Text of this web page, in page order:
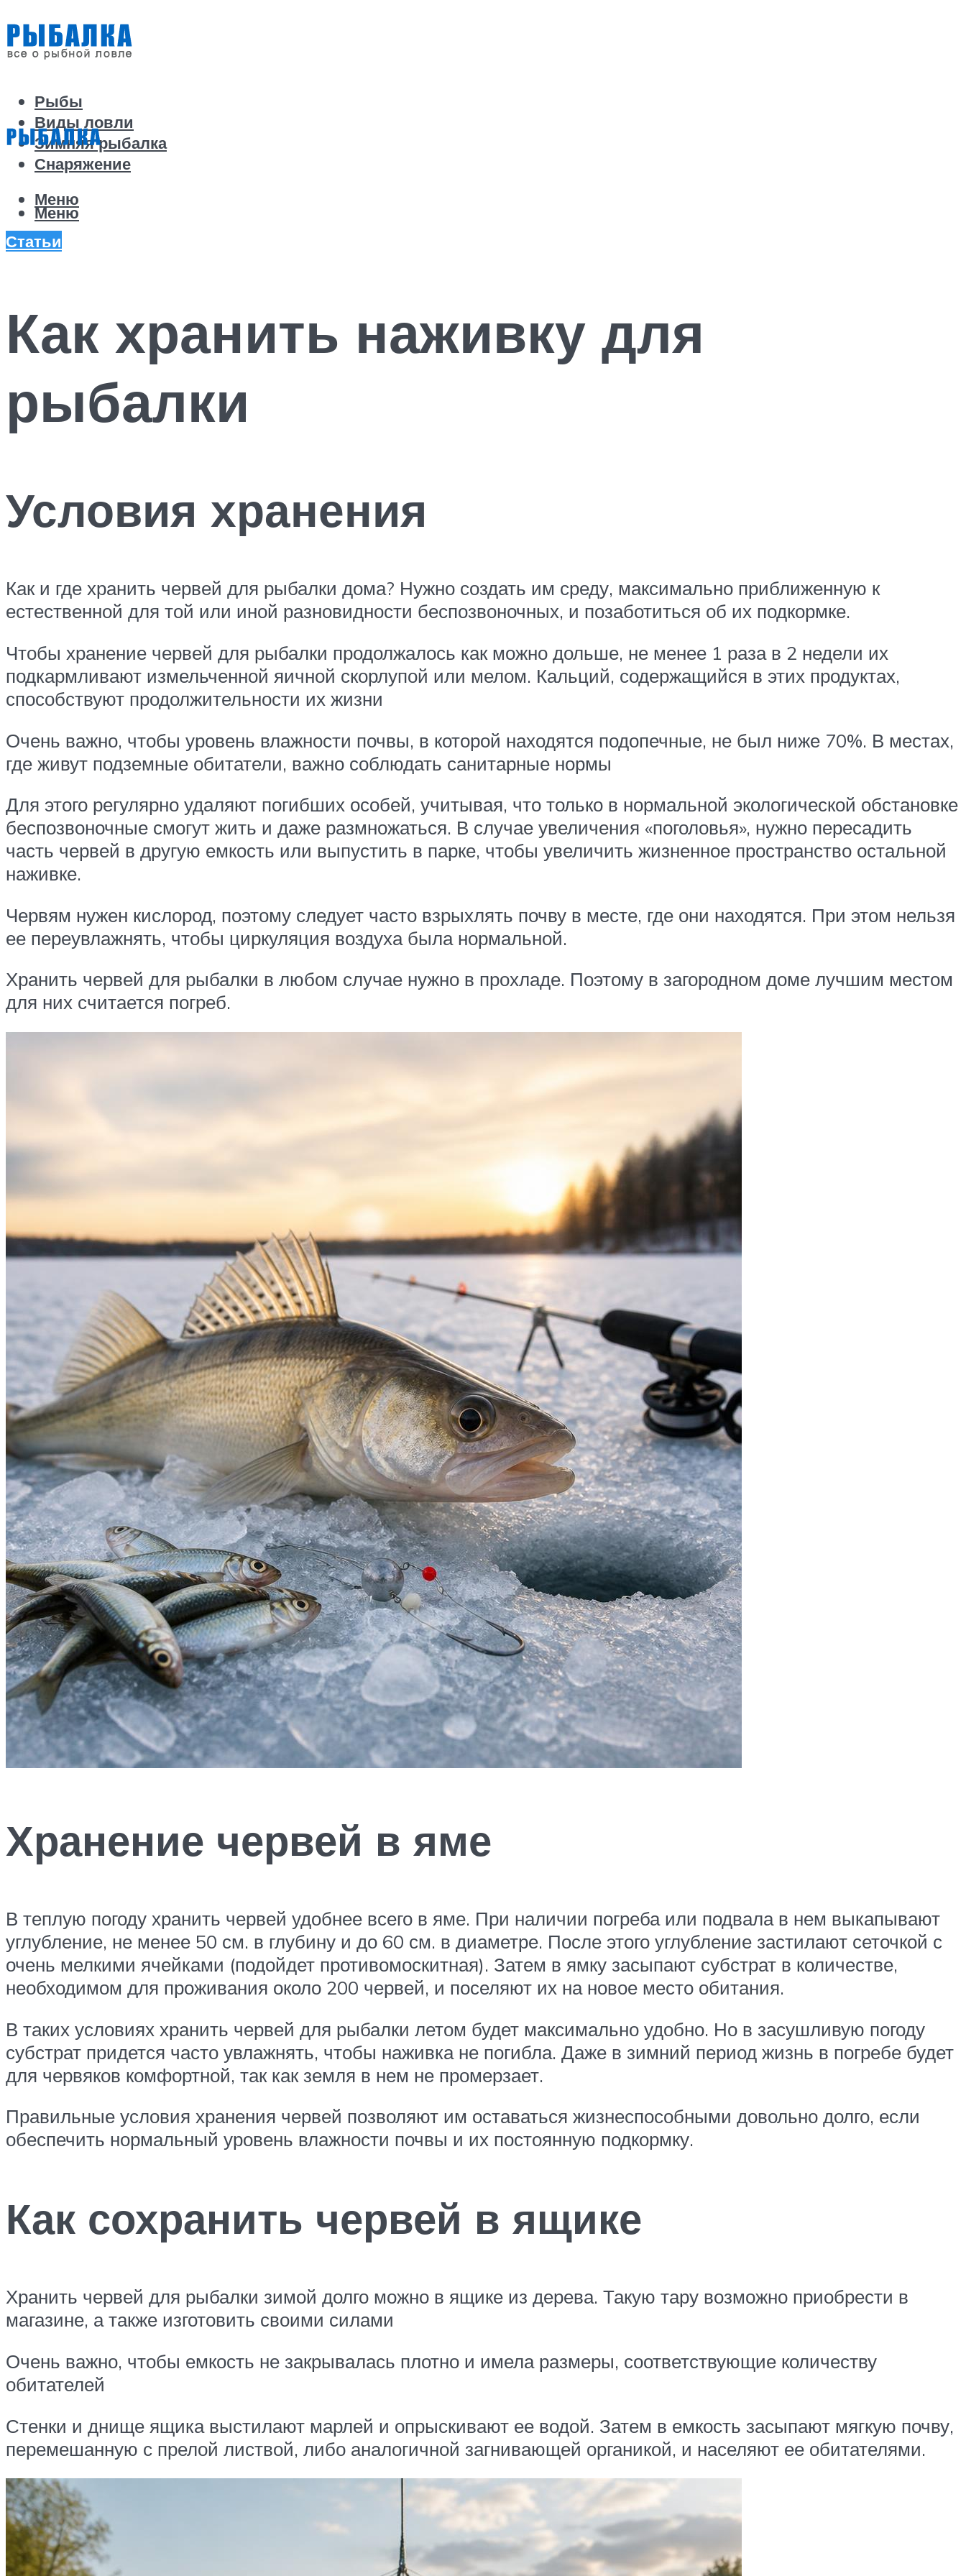
Рыбы
Виды ловли
Зимняя рыбалка
Снаряжение
Меню
Меню
Статьи
Как хранить наживку для
рыбалки
Условия хранения
Как и где хранить червей для рыбалки дома? Нужно создать им среду, максимально приближенную к
естественной для той или иной разновидности беспозвоночных, и позаботиться об их подкормке.
Чтобы хранение червей для рыбалки продолжалось как можно дольше, не менее 1 раза в 2 недели их
подкармливают измельченной яичной скорлупой или мелом. Кальций, содержащийся в этих продуктах,
способствуют продолжительности их жизни
Очень важно, чтобы уровень влажности почвы, в которой находятся подопечные, не был ниже 70%. В местах,
где живут подземные обитатели, важно соблюдать санитарные нормы
Для этого регулярно удаляют погибших особей, учитывая, что только в нормальной экологической обстановке
беспозвоночные смогут жить и даже размножаться. В случае увеличения «поголовья», нужно пересадить
часть червей в другую емкость или выпустить в парке, чтобы увеличить жизненное пространство остальной
наживке.
Червям нужен кислород, поэтому следует часто взрыхлять почву в месте, где они находятся. При этом нельзя
ее переувлажнять, чтобы циркуляция воздуха была нормальной.
Хранить червей для рыбалки в любом случае нужно в прохладе. Поэтому в загородном доме лучшим местом
для них считается погреб.
Хранение червей в яме
В теплую погоду хранить червей удобнее всего в яме. При наличии погреба или подвала в нем выкапывают
углубление, не менее 50 см. в глубину и до 60 см. в диаметре. После этого углубление застилают сеточкой с
очень мелкими ячейками (подойдет противомоскитная). Затем в ямку засыпают субстрат в количестве,
необходимом для проживания около 200 червей, и поселяют их на новое место обитания.
В таких условиях хранить червей для рыбалки летом будет максимально удобно. Но в засушливую погоду
субстрат придется часто увлажнять, чтобы наживка не погибла. Даже в зимний период жизнь в погребе будет
для червяков комфортной, так как земля в нем не промерзает.
Правильные условия хранения червей позволяют им оставаться жизнеспособными довольно долго, если
обеспечить нормальный уровень влажности почвы и их постоянную подкормку.
Как сохранить червей в ящике
Хранить червей для рыбалки зимой долго можно в ящике из дерева. Такую тару возможно приобрести в
магазине, а также изготовить своими силами
Очень важно, чтобы емкость не закрывалась плотно и имела размеры, соответствующие количеству
обитателей
Стенки и днище ящика выстилают марлей и опрыскивают ее водой. Затем в емкость засыпают мягкую почву,
перемешанную с прелой листвой, либо аналогичной загнивающей органикой, и населяют ее обитателями.